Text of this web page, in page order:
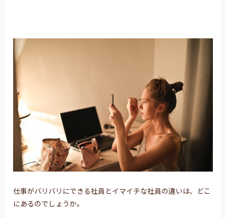
仕事がバリバリにできる社員とイマイチな社員の違いは、どこ
にあるのでしょうか。